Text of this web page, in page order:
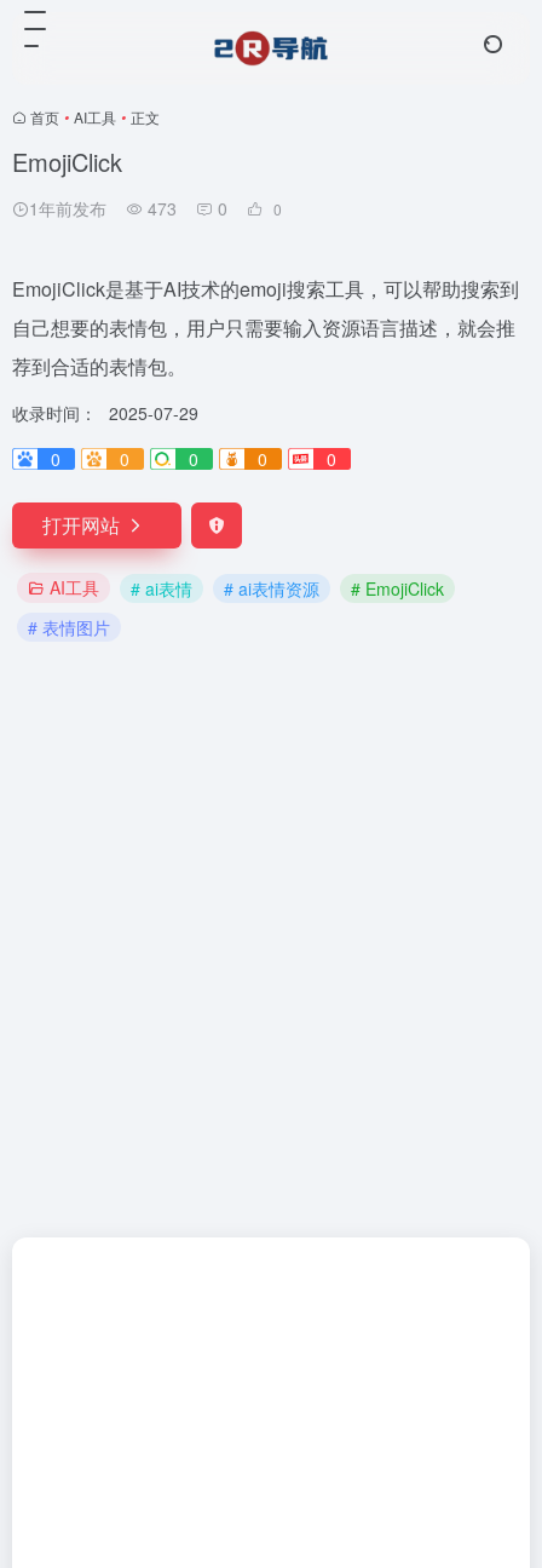
首页 • AI工具 • 正文
EmojiClick
1年前发布 473 0 0
EmojiClick是基于AI技术的emoji搜索工具，可以帮助搜索到
自己想要的表情包，用户只需要输入资源语言描述，就会推
荐到合适的表情包。
收录时间：
2025-07-29
0
0 0 0 0
打开网站
AI工具 # ai表情 # ai表情资源
# EmojiClick
# 表情图片